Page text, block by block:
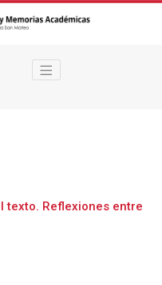
texto. Reflexiones entre